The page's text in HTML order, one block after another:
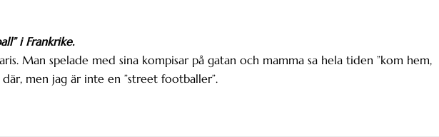
i Frankrike.
Man spelade med sina kompisar på gatan och mamma sa hela tiden ”kom hem,
men jag är inte en ”street footballer”.